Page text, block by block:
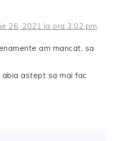
26, 2021 la ora 3:02 pm
am mancat, sa
abia astept sa mai fac